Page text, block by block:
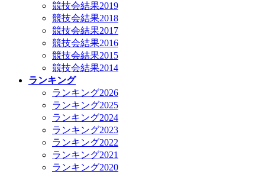
競技会結果2019
競技会結果2018
競技会結果2017
競技会結果2016
競技会結果2015
競技会結果2014
ランキング
ランキング2026
ランキング2025
ランキング2024
ランキング2023
ランキング2022
ランキング2021
ランキング2020